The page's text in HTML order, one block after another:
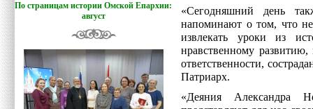
По страницам истории Омской Епархии:
август
«Сегодняшний день
напоминают о том, что
извлекать уроки из
нравственному
ответственности,
Патриарх.
«Деяния Александра